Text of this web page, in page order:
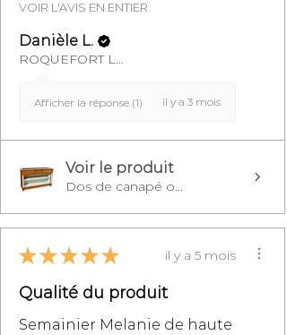
VOIR L'AVIS EN ENTIER
Danièle L.
ROQUEFORT LES PINS, FR-PAC
Afficher la réponse (1) il y a 3 mois
Voir le produit
Dos de canapé o...
★ ★ ★ ★ ★ il y a 5 mois
Qualité du produit
Semainier Melanie de haute